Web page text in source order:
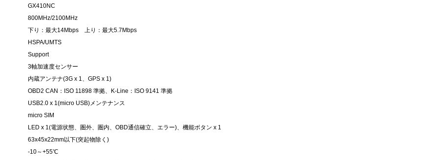
GX410NC
800MHz/2100MHz
下り：最大14Mbps 上り：最大5.7Mbps
HSPA/UMTS
Support
3軸加速度センサー
内蔵アンテナ(3G x 1、GPS x 1)
OBD2 CAN：ISO 11898 準拠、K-Line：ISO 9141 準拠
USB2.0 x 1(micro USB)メンテナンス
micro SIM
LED x 1(電源状態、圏外、圏内、OBD通信確立、エラー)、機能ボタン x 1
63x45x22mm以下(突起物除く)
-10～+55℃